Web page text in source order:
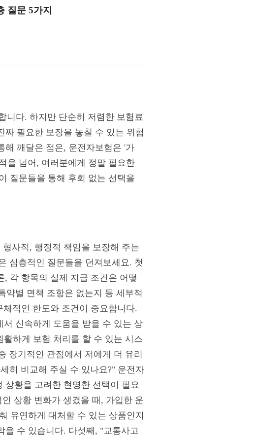
질문 5가지
니다. 하지만 단순히 저렴한 보험료
필요한 보장을 놓칠 수 있는 위험
해 깨달은 점은, 운전자보험은 '가
을 넘어, 여러분에게 정말 필요한
질문들을 통해 후회 없는 선택을
사적, 행정적 책임을 보장해 주는
심층적인 질문들을 던져보세요. 첫
각 항목의 실제 지급 조건은 어떻
약별 면책 조항은 없는지 등 세부적
적인 한도와 조건이 중요합니다.
신속하게 도움을 받을 수 있는 상
하게 보험 처리를 할 수 있는 시스
장기적인 관점에서 저에게 더 유리
히 비교해 주실 수 있나요?" 운전자
상황을 고려한 현명한 선택이 필요
상황 변화가 생겼을 때, 가입한 운
유연하게 대처할 수 있는 상품인지
수 있습니다. 다섯째, "교통사고